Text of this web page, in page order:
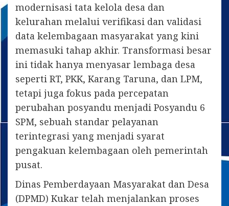
modernisasi tata kelola desa dan
kelurahan melalui verifikasi dan validasi
data kelembagaan masyarakat yang kini
memasuki tahap akhir. Transformasi besar
ini tidak hanya menyasar lembaga desa
seperti RT, PKK, Karang Taruna, dan LPM,
tetapi juga fokus pada percepatan
perubahan posyandu menjadi Posyandu 6
SPM, sebuah standar pelayanan
terintegrasi yang menjadi syarat
pengakuan kelembagaan oleh pemerintah
pusat.
Dinas Pemberdayaan Masyarakat dan Desa
(DPMD) Kukar telah menjalankan proses